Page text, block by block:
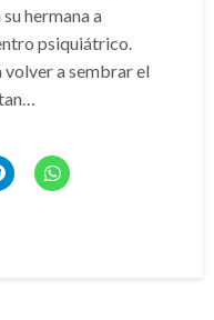
hermana a
psiquiátrico.
volver a sembrar el